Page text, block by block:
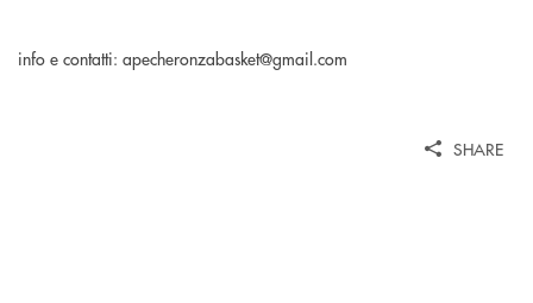
info e contatti: apecheronzabasket@gmail.com
SHARE